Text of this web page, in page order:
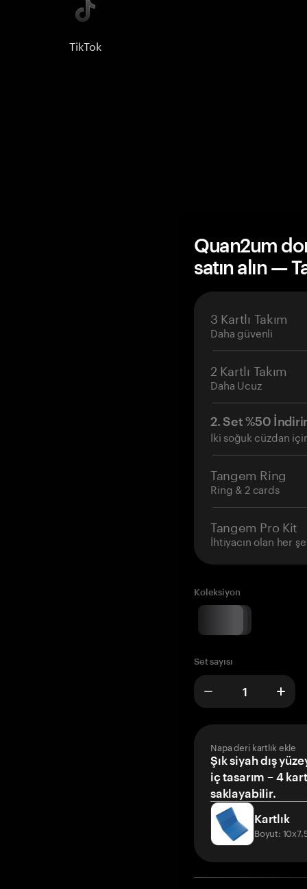
TikTok
Quan2um
satın alın —
3 Kartlı Takım
Daha güvenli
2 Kartlı Takım
Daha Ucuz
2. Set %50
İki soğuk cüzdan
Tangem Ring
Ring & 2 cards
Tangem Pro Kit
İhtiyacın olan her
Koleksiyon
Set sayısı
Napa deri kartlık ekle
Şık siyah dış
iç tasarım – 4
saklayabilir.
Kartlık
Boyut: